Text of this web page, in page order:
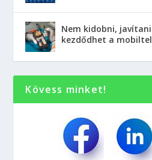
Nem kidobni,
kezdődhet a
Kövess minket!